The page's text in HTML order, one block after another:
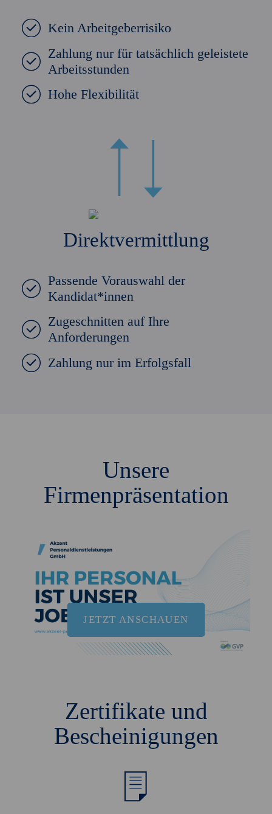
Kein Arbeitgeberrisiko
Zahlung nur für tatsächlich geleistete
Arbeitsstunden
Hohe Flexibilität
Direktvermittlung
Passende Vorauswahl der
Kandidat*innen
Zugeschnitten auf Ihre
Anforderungen
Zahlung nur im Erfolgsfall
Unsere
Firmenpräsentation
JETZT ANSCHAUEN
Zertifikate und
Bescheinigungen